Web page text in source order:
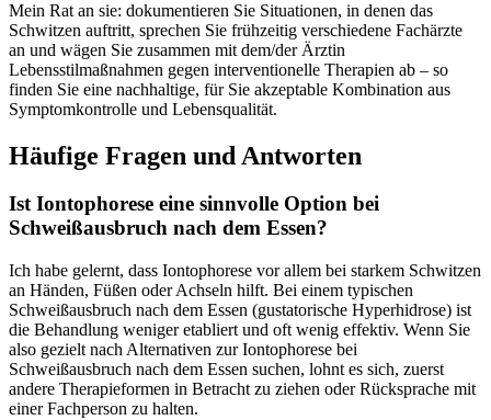
Mein Rat an ​sie: dokumentieren Sie Situationen, in ⁢denen das
Schwitzen auftritt, sprechen Sie frühzeitig verschiedene Fachärzte
an und wägen ⁤Sie zusammen mit ‍dem/der Ärztin
⁢Lebensstilmaßnahmen gegen interventionelle Therapien ab – so⁣
finden Sie eine nachhaltige, für Sie akzeptable Kombination⁢ aus
Symptomkontrolle und Lebensqualität.
Häufige Fragen und Antworten
Ist Iontophorese eine sinnvolle Option​ bei
Schweißausbruch​ nach⁤ dem Essen?
Ich habe gelernt, dass Iontophorese⁢ vor allem bei starkem Schwitzen
an Händen, Füßen oder Achseln ​hilft. Bei einem typischen‌
Schweißausbruch nach⁤ dem Essen (gustatorische Hyperhidrose) ist
die Behandlung ⁢weniger etabliert und oft wenig effektiv. Wenn Sie⁣
also gezielt nach ‍Alternativen zur ⁢Iontophorese bei
⁤Schweißausbruch nach⁤ dem Essen suchen, lohnt es sich, ⁢zuerst
andere Therapieformen in Betracht zu ziehen oder ⁣Rücksprache mit
einer Fachperson zu halten.